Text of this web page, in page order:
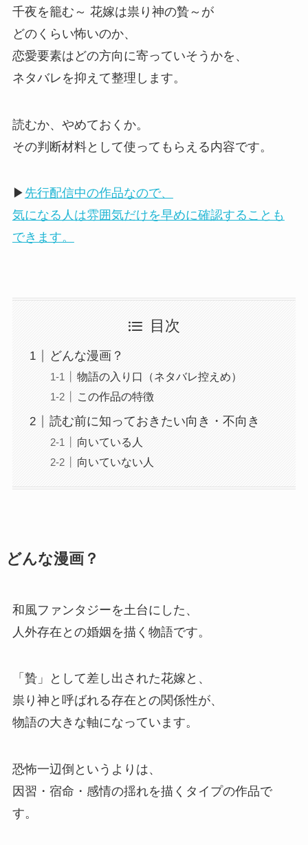
千夜を籠む～ 花嫁は祟り神の贄～が
どのくらい怖いのか、
恋愛要素はどの方向に寄っていそうかを、
ネタバレを抑えて整理します。
読むか、やめておくか。
その判断材料として使ってもらえる内容です。
▶ 先行配信中の作品なので、
気になる人は雰囲気だけを早めに確認することも
できます。
目次
どんな漫画？
物語の入り口（ネタバレ控えめ）
この作品の特徴
読む前に知っておきたい向き・不向き
向いている人
向いていない人
どんな漫画？
和風ファンタジーを土台にした、
人外存在との婚姻を描く物語です。
「贄」として差し出された花嫁と、
祟り神と呼ばれる存在との関係性が、
物語の大きな軸になっています。
恐怖一辺倒というよりは、
因習・宿命・感情の揺れを描くタイプの作品で
す。